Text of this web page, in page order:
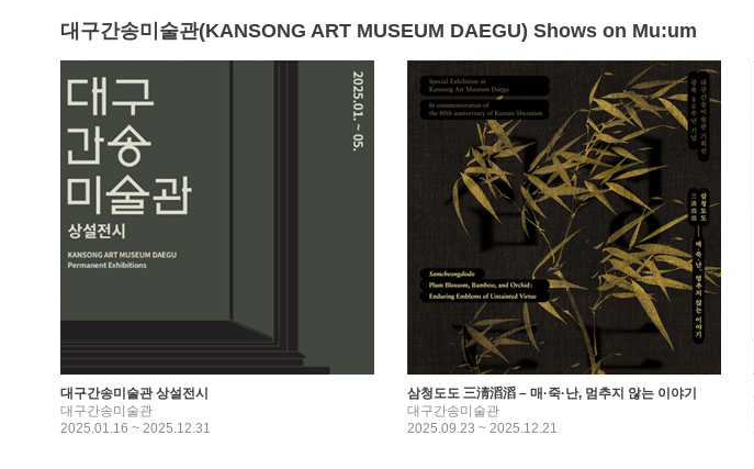
대구간송미술관(KANSONG ART MUSEUM DAEGU) Shows on Mu:um
대구간송미술관 상설전시
대구간송미술관
2025.01.16 ~ 2025.12.31
삼청도도 三淸滔滔 – 매·죽·난, 멈추지 않는 이야기
대구간송미술관
2025.09.23 ~ 2025.12.21